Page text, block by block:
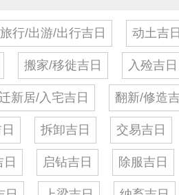
旅行/出游/出行吉日 动土吉日
搬家/移徙吉日 入殓吉日
新居/入宅吉日 翻新/修造
拆卸吉日 交易吉日
启钻吉日 除服吉日